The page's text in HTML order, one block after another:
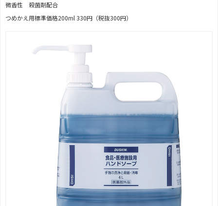
微香性 殺菌剤配合
つめかえ用標準価格200ml 330円（税抜300円）